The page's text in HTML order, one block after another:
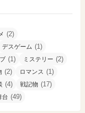
(2)
デスゲーム (1)
(1) ミステリー (2)
(2) ロマンス (1)
(4) 戦記物 (17)
台 (49)